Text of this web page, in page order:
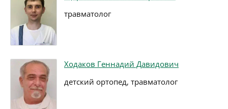
травматолог
Ходаков Геннадий Давидович
детский ортопед, травматолог